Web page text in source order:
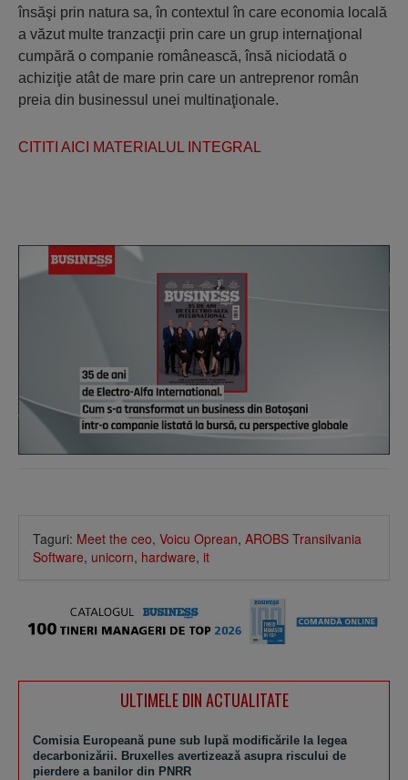
însăşi prin natura sa, în contextul în care economia locală
a văzut multe tranzacţii prin care un grup internaţional
cumpără o companie românească, însă niciodată o
achiziţie atât de mare prin care un antreprenor român
preia din businessul unei multinaţionale.
CITITI AICI MATERIALUL INTEGRAL
Taguri: Meet the ceo, Voicu Oprean, AROBS Transilvania
Software, unicorn, hardware, it
ULTIMELE DIN ACTUALITATE
Comisia Europeană pune sub lupă modificările la legea
decarbonizării. Bruxelles avertizează asupra riscului de
pierdere a banilor din PNRR